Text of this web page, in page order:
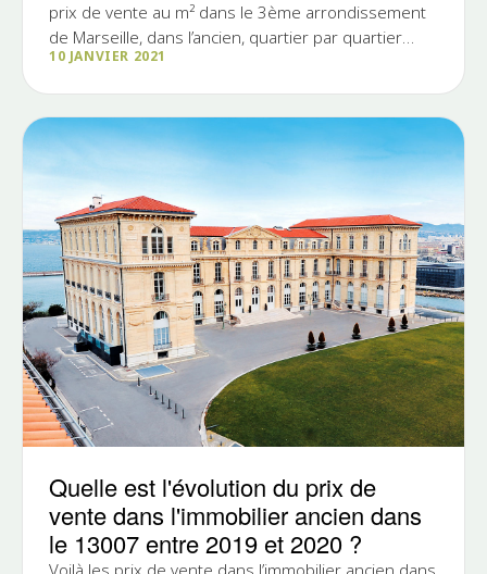
prix de vente au m² dans le 3ème arrondissement
de Marseille, dans l’ancien, quartier par quartier
(pour la...
10 JANVIER 2021
Quelle est l'évolution du prix de
vente dans l'immobilier ancien dans
le 13007 entre 2019 et 2020 ?
Voilà les prix de vente dans l’immobilier ancien dans